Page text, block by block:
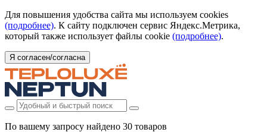
Для повышения удобства сайта мы используем cookies
(подробнее). К сайту подключен сервис Яндекс.Метрика,
который также использует файлы cookie (подробнее).
Я согласен/согласна
По вашему запросу найдено 30 товаров